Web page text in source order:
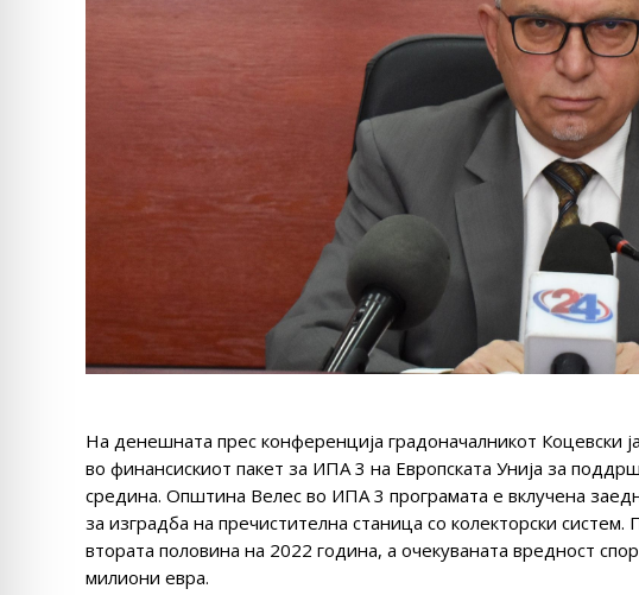
На денешната прес конференција градоначалникот Коцевски
во финансискиот пакет за ИПА 3 на Европската Унија за
средина. Општина Велес во ИПА 3 програмата е вклучена
за изградба на пречистителна станица со колекторски
втората половина на 2022 година, а очекуваната вредност
милиони евра.